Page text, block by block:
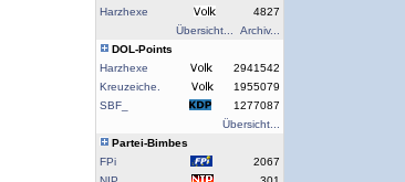
Harzhexe
4827
Übersicht...
Archiv...
DOL-Points
Harzhexe
2941542
Kreuzeiche.
1955079
SBF_
1277087
Übersicht...
Partei-Bimbes
FPi
2067